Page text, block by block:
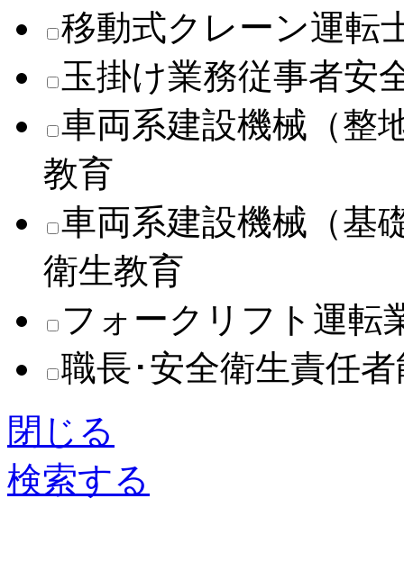
移動式クレーン運転
玉掛け業務従事者安
車両系建設機械（整
教育
車両系建設機械（基
衛生教育
フォークリフト運転
職長･安全衛生責任
閉じる
検索する